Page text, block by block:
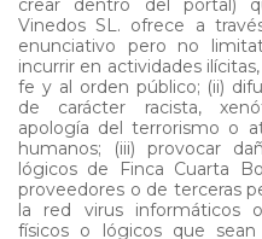
crear dentro del portal)
Vinedos SL. ofrece a
enunciativo pero no
incurrir en actividades
fe y al orden público; (ii)
de carácter racista,
apología del terrorismo o
humanos; (iii) provocar
lógicos de Finca Cuarta
proveedores o de terceras
la red virus informáticos
físicos o lógicos que